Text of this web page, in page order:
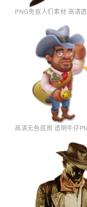
PNG免抠人们素材 高清
高清无色底图 透明牛仔